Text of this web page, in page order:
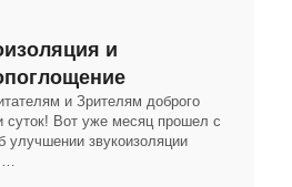
и
и Зрителям доброго
суток! Вот уже месяц прошел с
улучшении звукоизоляции